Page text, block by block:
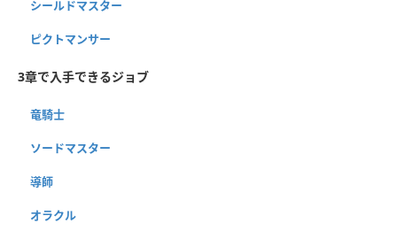
シールドマスター
ピクトマンサー
3章で入手できるジョブ
竜騎士
ソードマスター
導師
オラクル